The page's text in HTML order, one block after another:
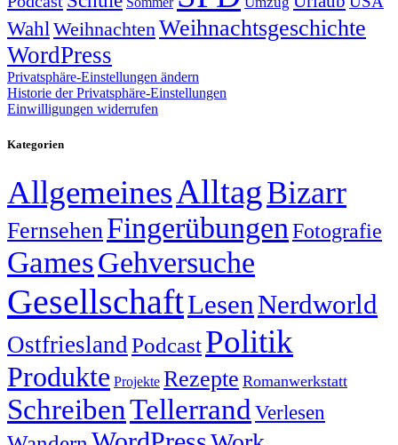
WahlWeihnachtenWeihnachtsgeschichte
WordPress
Privatsphäre-Einstellungen ändern
Historie der Privatsphäre-Einstellungen
Einwilligungen widerrufen
Kategorien
AllgemeinesAlltagBizarr
Fernsehen Fingerübungen Fotografie
GamesGehversuche
GesellschaftLesen Nerdworld
Ostfriesland PodcastPolitik
Produkte Projekte Rezepte Romanwerkstatt
SchreibenTellerrand Verlesen